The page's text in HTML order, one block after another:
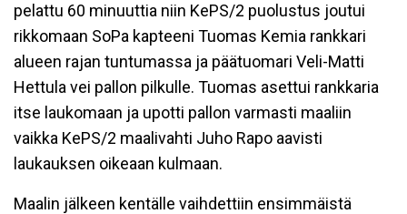
pelattu 60 minuuttia niin KePS/2 puolustus joutui
rikkomaan SoPa kapteeni Tuomas Kemia rankkari
alueen rajan tuntumassa ja päätuomari Veli-Matti
Hettula vei pallon pilkulle. Tuomas asettui rankkaria
itse laukomaan ja upotti pallon varmasti maaliin
vaikka KePS/2 maalivahti Juho Rapo aavisti
laukauksen oikeaan kulmaan.
Maalin jälkeen kentälle vaihdettiin ensimmäistä